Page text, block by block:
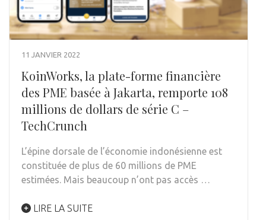
11 JANVIER 2022
KoinWorks, la plate-forme financière
des PME basée à Jakarta, remporte 108
millions de dollars de série C –
TechCrunch
L’épine dorsale de l’économie indonésienne est
constituée de plus de 60 millions de PME
estimées. Mais beaucoup n’ont pas accès …
LIRE LA SUITE